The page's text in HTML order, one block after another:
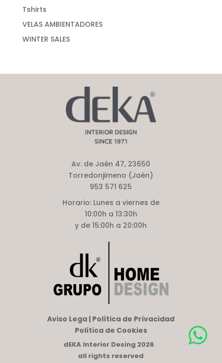
Tshirts
VELAS AMBIENTADORES
WINTER SALES
Av. de Jaén 47, 23650
Torredonjimeno (Jaén)
953 571 625
Horario:Lunes a viernes de
10:00h a 13:30h
y de 15:00h a 20:00h
Aviso Lega | Política de Privacidad
Política de Cookies
dEKA Interior Desing 2026
all rights reserved